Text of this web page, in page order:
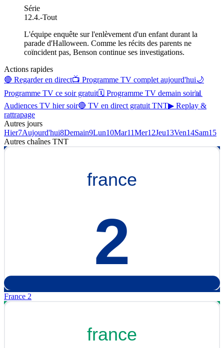
Série
12.4.-Tout
L'équipe enquête sur l'enlèvement d'un enfant durant la
parade d'Halloween. Comme les récits des parents ne
coïncident pas, Benson continue ses investigations.
Actions rapides
🔴 Regarder en direct📺 Programme TV complet aujourd'hui🌙
Programme TV ce soir gratuit🗓 Programme TV demain soir📊
Audiences TV hier soir🔴 TV en direct gratuit TNT▶ Replay &
rattrapage
Autres jours
Hier7Aujourd'hui8Demain9Lun10Mar11Mer12Jeu13Ven14Sam15
Autres chaînes TNT
France 2